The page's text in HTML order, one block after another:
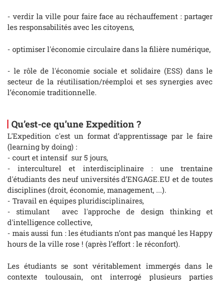
- verdir la ville pour faire face au réchauffement : partager
les responsabilités avec les citoyens,
- optimiser l'économie circulaire dans la filière numérique,
- le rôle de l'économie sociale et solidaire (ESS) dans le
secteur de la réutilisation/réemploi et ses synergies avec
l’économie traditionnelle.
Qu’est-ce qu’une Expedition ?
L'Expedition c'est un format d’apprentissage par le faire
(learning by doing) :
- court et intensif sur 5 jours,
- interculturel et interdisciplinaire : une trentaine
d'étudiants des neuf universités d’ENGAGE.EU et de toutes
disciplines (droit, économie, management, ...).
- Travail en équipes pluridisciplinaires,
- stimulant avec l'approche de design thinking et
d'intelligence collective,
- mais aussi fun : les étudiants n’ont pas manqué les Happy
hours de la ville rose ! (après l’effort : le réconfort).
Les étudiants se sont véritablement immergés dans le
contexte toulousain, ont interrogé plusieurs parties